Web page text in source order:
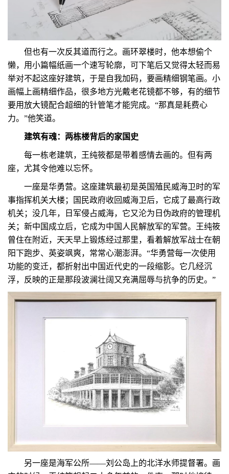
但也有一次反其道而行之。画环翠楼时，他本想偷个
懒，用小篇幅纸画一个速写轮廓，可下笔后又觉得太轻而易
举对不起这座好建筑，于是自我加码，要画精细钢笔画。小
画幅上画精细作品，很多地方光戴老花镜都不够，有的细节
要用放大镜配合超细的针管笔才能完成。“那真是耗费心
力。”他笑道。
建筑有魂：两栋楼背后的家国史
每一栋老建筑，王纯筱都是带着感情去画的。但有两
座，尤其令他难以忘怀。
一座是华勇营。这座建筑最初是英国殖民威海卫时的军
事指挥机关大楼；国民政府收回威海卫后，它成了最高行政
机关；没几年，日军侵占威海，它又沦为日伪政府的管理机
关；新中国成立后，它成为中国人民解放军的军营。王纯筱
曾住在附近，天天早上锻炼经过那里，看着解放军战士在朝
阳下跑步、英姿飒爽，常常心潮澎湃。“华勇营每一次使用
功能的变迁，都折射出中国近代史的一段缩影。它几经沉
浮，反映的正是那段波澜壮阔又充满屈辱与抗争的历史。”
另一座是海军公所——刘公岛上的北洋水师提督署。画